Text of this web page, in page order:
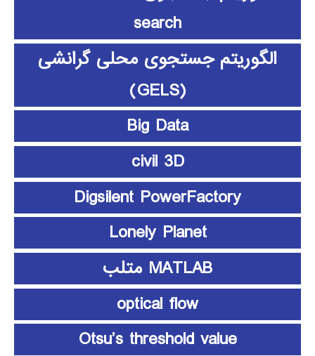
search
الگوریتم جستجوی محلی گرانشی
(GELS)
Big Data
civil 3D
Digsilent PowerFactory
Lonely Planet
MATLAB متلب
optical flow
Otsu’s threshold value